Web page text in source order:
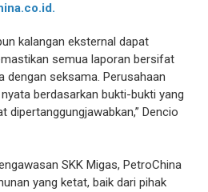
kalangan eksternal dapat
semua laporan bersifat
dengan seksama. Perusahaan
berdasarkan bukti-bukti yang
dipertanggungjawabkan,” Dencio
SKK Migas, PetroChina
yang ketat, baik dari pihak